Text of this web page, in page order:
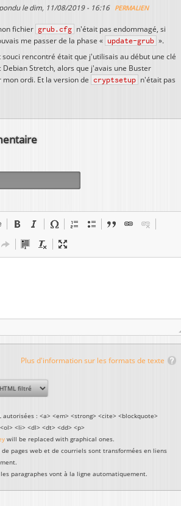
ledim, 11/08/2019 - 16:16 PERMALIEN
fichier grub.cfg n'était pas endommagé, si
me passer de la phase « update-grub ».
rencontré était que j'utilisais au début une clé
Debian Stretch, alors que j'avais une Buster
ordi. Et la version de cryptsetup n'était pas
Plus d'information sur les formats de texte
autorisées : <a> <em> <strong> <cite> <blockquote>
<li> <dl> <dt> <dd> <p>
will be replaced with graphical ones.
de pages web et de courriels sont transformées en liens
paragraphes vont à la ligne automatiquement.